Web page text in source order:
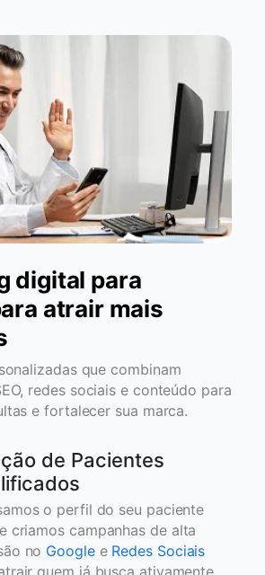
digital para
atrair mais
que combinam
redes sociais e conteúdo para
e fortalecer sua marca.
de Pacientes
o perfil do seu paciente
criamos campanhas de alta
no Googlee Redes Sociais